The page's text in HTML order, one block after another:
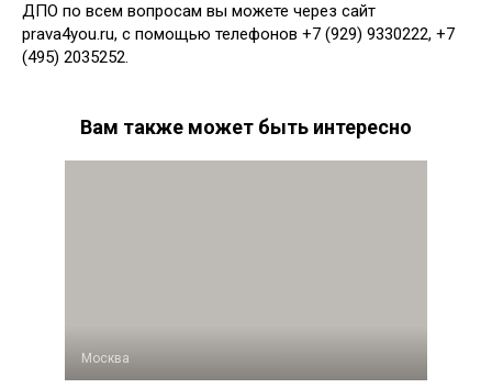
ДПО по всем вопросам вы можете через сайт
prava4you.ru, с помощью телефонов +7 (929) 9330222, +7
(495) 2035252.
Вам также может быть интересно
Москва